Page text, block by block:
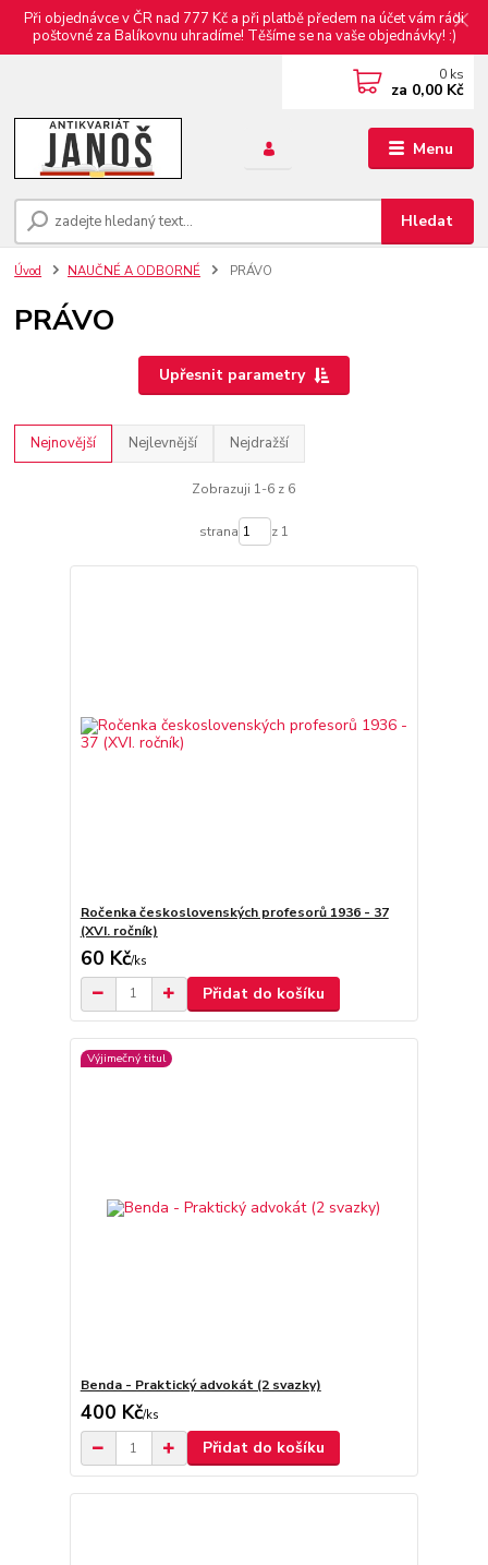
Při objednávce v ČR nad 777 Kč a při platbě předem na účet vám rádi
poštovné za Balíkovnu uhradíme! Těšíme se na vaše objednávky! :)
Menu
Hledat
0 ks
za 0,00 Kč
Úvod NAUČNÉ A ODBORNÉ PRÁVO
PRÁVO
Upřesnit parametry
Nejnovější Nejlevnější Nejdražší
Zobrazuji 1-6 z 6
strana z 1
Ročenka československých profesorů 1936 - 37
(XVI. ročník)
60 Kč/ks
Přidat do košíku
Výjimečný titul
Benda - Praktický advokát (2 svazky)
400 Kč/ks
Přidat do košíku